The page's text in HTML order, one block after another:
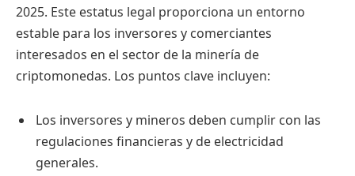
2025. Este estatus legal proporciona un entorno
estable para los inversores y comerciantes
interesados en el sector de la minería de
criptomonedas. Los puntos clave incluyen:
Los inversores y mineros deben cumplir con las
regulaciones financieras y de electricidad
generales.